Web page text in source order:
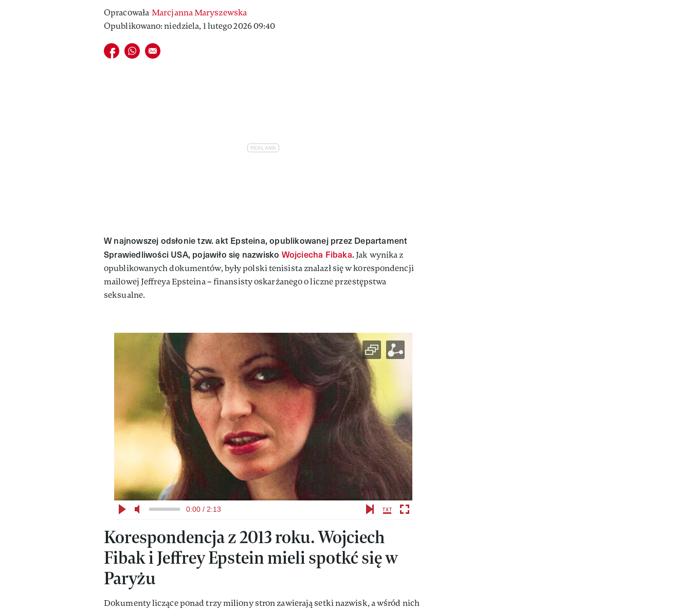
Opracowała Marcjanna Maryszewska
Opublikowano: niedziela, 1 lutego 2026 09:40
Udostępnij na facebook
Udostępnij na whatsapp
E-mail do przyjaciela
W najnowszej odsłonie tzw. akt Epsteina, opublikowanej przez Departament
Sprawiedliwości USA, pojawiło się nazwisko Wojciecha Fibaka. Jak wynika z
opublikowanych dokumentów, były polski tenisista znalazł się w korespondencji
mailowej Jeffreya Epsteina – finansisty oskarżanego o liczne przestępstwa
seksualne.
0:00 / 2:13
Korespondencja z 2013 roku. Wojciech
Fibak i Jeffrey Epstein mieli spotkć się w
Paryżu
Dokumenty liczące ponad trzy miliony stron zawierają setki nazwisk, a wśród nich